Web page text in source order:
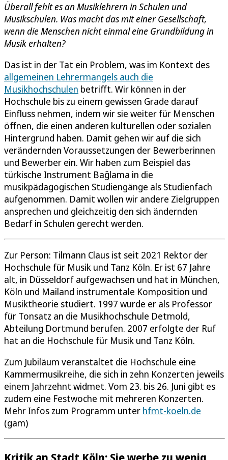
Überall fehlt es an Musiklehrern in Schulen und
Musikschulen. Was macht das mit einer Gesellschaft,
wenn die Menschen nicht einmal eine Grundbildung in
Musik erhalten?
Das ist in der Tat ein Problem, was im Kontext des
allgemeinen Lehrermangels auch die
Musikhochschulen betrifft. Wir können in der
Hochschule bis zu einem gewissen Grade darauf
Einfluss nehmen, indem wir sie weiter für Menschen
öffnen, die einen anderen kulturellen oder sozialen
Hintergrund haben. Damit gehen wir auf die sich
verändernden Voraussetzungen der Bewerberinnen
und Bewerber ein. Wir haben zum Beispiel das
türkische Instrument Bağlama in die
musikpädagogischen Studiengänge als Studienfach
aufgenommen. Damit wollen wir andere Zielgruppen
ansprechen und gleichzeitig den sich ändernden
Bedarf in Schulen gerecht werden.
Zur Person: Tilmann Claus ist seit 2021 Rektor der
Hochschule für Musik und Tanz Köln. Er ist 67 Jahre
alt, in Düsseldorf aufgewachsen und hat in München,
Köln und Mailand instrumentale Komposition und
Musiktheorie studiert. 1997 wurde er als Professor
für Tonsatz an die Musikhochschule Detmold,
Abteilung Dortmund berufen. 2007 erfolgte der Ruf
hat an die Hochschule für Musik und Tanz Köln.
Zum Jubiläum veranstaltet die Hochschule eine
Kammermusikreihe, die sich in zehn Konzerten jeweils
einem Jahrzehnt widmet. Vom 23. bis 26. Juni gibt es
zudem eine Festwoche mit mehreren Konzerten.
Mehr Infos zum Programm unter hfmt-koeln.de
(gam)